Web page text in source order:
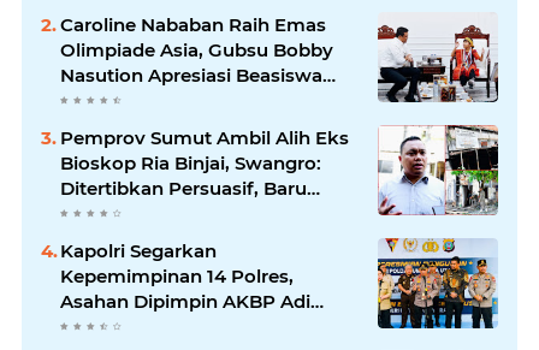
Caroline Nababan Raih Emas
Olimpiade Asia, Gubsu Bobby
Nasution Apresiasi Beasiswa
dan Bimbel
Pemprov Sumut Ambil Alih Eks
Bioskop Ria Binjai, Swangro:
Ditertibkan Persuasif, Baru
Kelola dengan Baik
Kapolri Segarkan
Kepemimpinan 14 Polres,
Asahan Dipimpin AKBP Adi
Dharma Pramudhita